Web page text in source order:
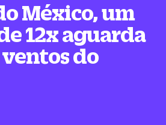
México, um
12x aguarda
do